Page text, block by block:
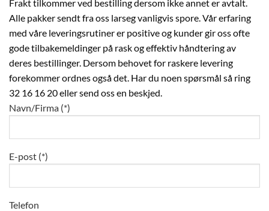
Frakt tilkommer ved bestilling dersom ikke annet er avtalt.
Alle pakker sendt fra oss larseg vanligvis spore. Vår erfaring
med våre leveringsrutiner er positive og kunder gir oss ofte
gode tilbakemeldinger på rask og effektiv håndtering av
deres bestillinger. Dersom behovet for raskere levering
forekommer ordnes også det. Har du noen spørsmål så ring
32 16 16 20 eller send oss en beskjed.
Navn/Firma (*)
E-post (*)
Telefon